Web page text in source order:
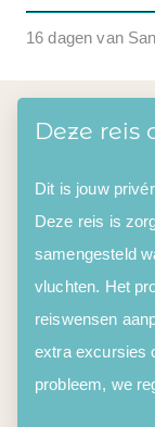
16 dagen van
Deze reis
Dit is jouw
Deze reis is
samengesteld
vluchten. Het
reiswensen
extra excursies
probleem, we